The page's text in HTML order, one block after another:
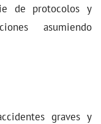
de protocolos y
asumiendo
graves y